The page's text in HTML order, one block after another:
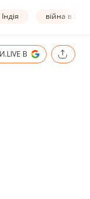
Індія війна в
В